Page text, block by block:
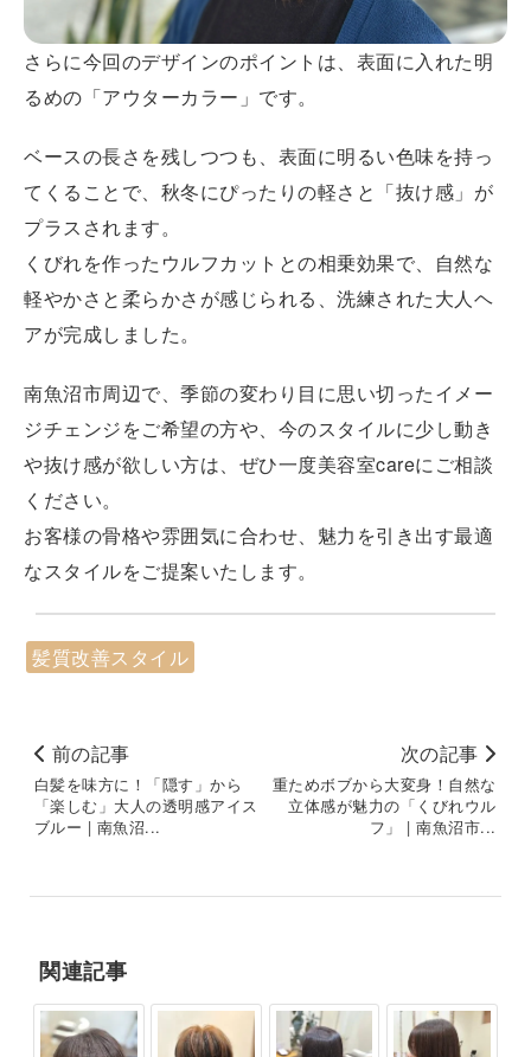
さらに今回のデザインのポイントは、表面に入れた明
るめの「アウターカラー」です。
ベースの長さを残しつつも、表面に明るい色味を持っ
てくることで、秋冬にぴったりの軽さと「抜け感」が
プラスされます。
くびれを作ったウルフカットとの相乗効果で、自然な
軽やかさと柔らかさが感じられる、洗練された大人ヘ
アが完成しました。
南魚沼市周辺で、季節の変わり目に思い切ったイメー
ジチェンジをご希望の方や、今のスタイルに少し動き
や抜け感が欲しい方は、ぜひ一度美容室careにご相談
ください。
お客様の骨格や雰囲気に合わせ、魅力を引き出す最適
なスタイルをご提案いたします。
髪質改善スタイル
前の記事
白髪を味方に！「隠す」から
「楽しむ」大人の透明感アイス
ブルー | 南魚沼...
次の記事
重ためボブから大変身！自然な
立体感が魅力の「くびれウル
フ」 | 南魚沼市...
関連記事